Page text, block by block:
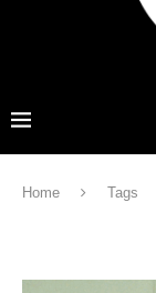
Home Tags